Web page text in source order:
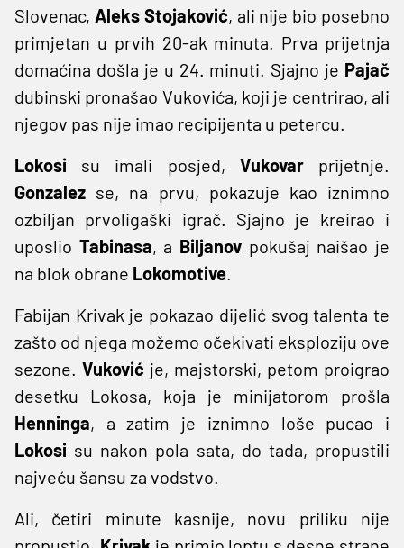
Slovenac, Aleks Stojaković, ali nije bio posebno
primjetan u prvih 20-ak minuta. Prva prijetnja
domaćina došla je u 24. minuti. Sjajno je Pajač
dubinski pronašao Vukovića, koji je centrirao, ali
njegov pas nije imao recipijenta u petercu.
Lokosi su imali posjed, Vukovarprijetnje.
Gonzalez se, na prvu, pokazuje kao iznimno
ozbiljan prvoligaški igrač. Sjajno je kreirao i
uposlio Tabinasa, a Biljanov pokušaj naišao je
na blok obrane Lokomotive.
Fabijan Krivak je pokazao dijelić svog talenta te
zašto od njega možemo očekivati eksploziju ove
sezone. Vuković je, majstorski, petom proigrao
desetku Lokosa, koja je minijatorom prošla
Henninga, a zatim je iznimno loše pucao i
Lokosi su nakon pola sata, do tada, propustili
najveću šansu za vodstvo.
Ali, četiri minute kasnije, novu priliku nije